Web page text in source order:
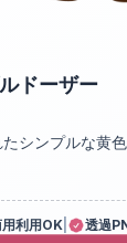
ドーザー
シンプルな黄
利用OK 透過